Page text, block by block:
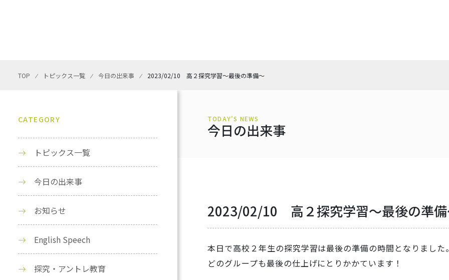
TOP ⁄ トピックス一覧 ⁄ 今日の出来事 ⁄ 2023/02/10 高２探究学習～最後の準備～
TODAY'S NEWS
今日の出来事
2023/02/10 高２探究学習～最後の準
本日で高校２年生の探究学習は最後の準備の時間となりました。
どのグループも最後の仕上げにとりかかています！
CATEGORY
トピックス一覧
今日の出来事
お知らせ
English Speech
探究・アントレ教育